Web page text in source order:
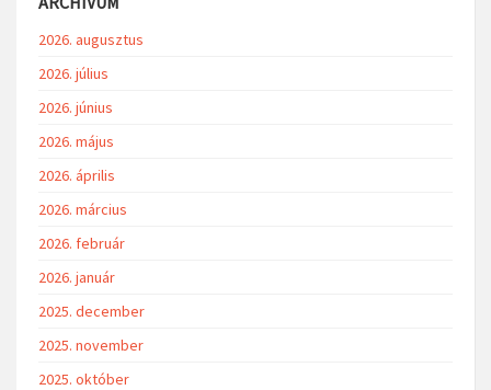
2026. augusztus
2026. július
2026. június
2026. május
2026. április
2026. március
2026. február
2026. január
2025. december
2025. november
2025. október